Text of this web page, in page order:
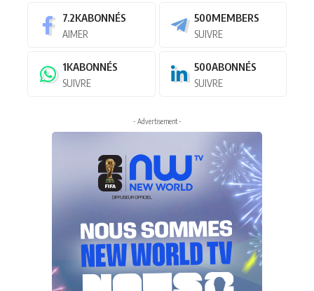
7.2KABONNÉS
AIMER
500MEMBERS
SUIVRE
1KABONNÉS
SUIVRE
500ABONNÉS
SUIVRE
- Advertisement -